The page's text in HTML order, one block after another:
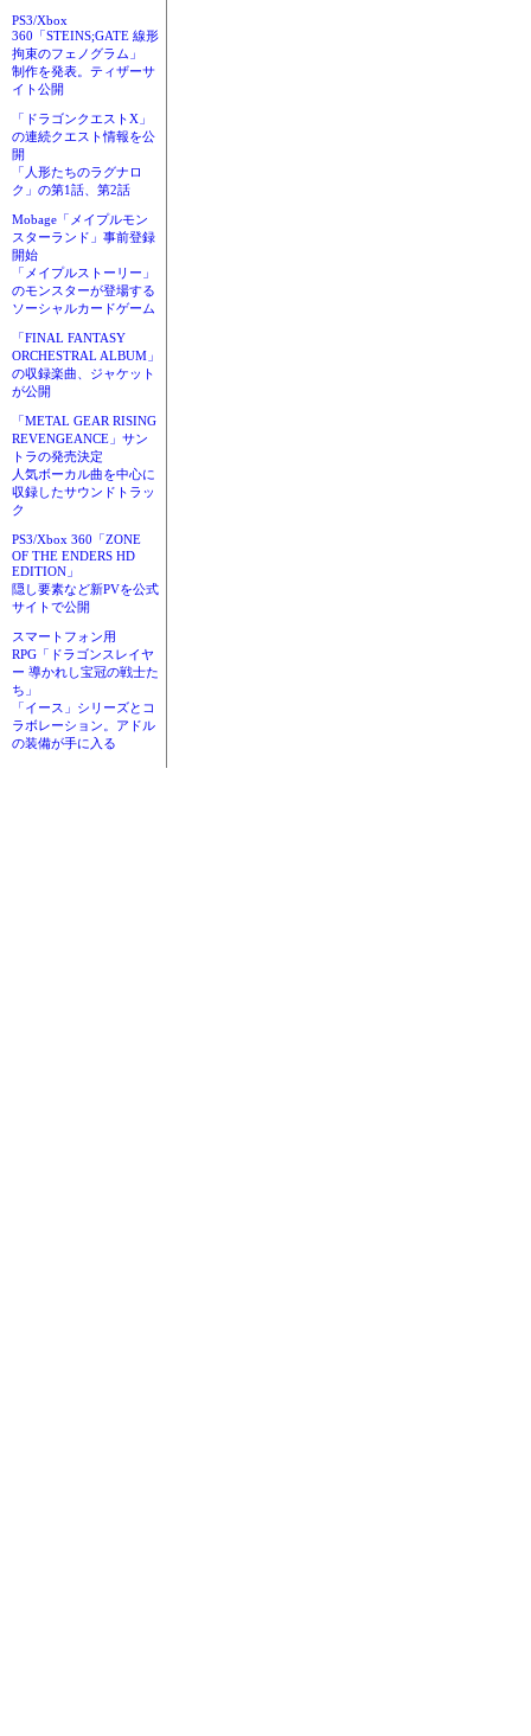
PS3/Xbox
360「STEINS;GATE 線形
拘束のフェノグラム」
制作を発表。ティザーサ
イト公開
「ドラゴンクエストX」
の連続クエスト情報を公
開
「人形たちのラグナロ
ク」の第1話、第2話
Mobage「メイプルモン
スターランド」事前登録
開始
「メイプルストーリー」
のモンスターが登場する
ソーシャルカードゲーム
「FINAL FANTASY
ORCHESTRAL ALBUM」
の収録楽曲、ジャケット
が公開
「METAL GEAR RISING
REVENGEANCE」サン
トラの発売決定
人気ボーカル曲を中心に
収録したサウンドトラッ
ク
PS3/Xbox 360「ZONE
OF THE ENDERS HD
EDITION」
隠し要素など新PVを公式
サイトで公開
スマートフォン用
RPG「ドラゴンスレイヤ
ー 導かれし宝冠の戦士た
ち」
「イース」シリーズとコ
ラボレーション。アドル
の装備が手に入る